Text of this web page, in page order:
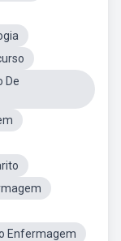
De
Enfermagem